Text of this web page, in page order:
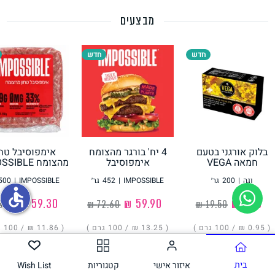
גבינות טבעוניות
מבצעים
חדש
בלוק אורגני בטעם
חמאה VEGA
200 גר׳ | וגה
‏19.50 ₪ ‏1.90 ₪
( ‏0.95 ₪ / 100 גרם )
חדש
4 יח' בורגר מהצומח
אימפוסיבל
452 גר׳ | IMPOSSIBLE
‏72.60 ₪
( ‏13.25 ₪ / 100 גרם )
אימפוסיבל
מהצומח IMPOSSIBLE
| IMPOSSIBLE
‏68.00 ₪
( ‏11.86 ₪ / 100 גרם
הוסיפו בית איזור אישי קטגוריות Wish List
accessible